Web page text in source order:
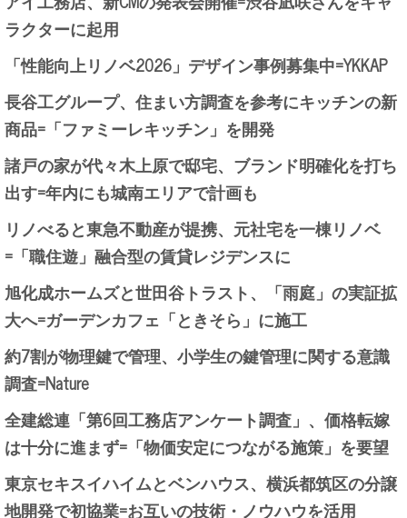
ラクターに起用
「性能向上リノベ2026」デザイン事例募集中=YKKAP
長谷工グループ、住まい方調査を参考にキッチンの新
商品=「ファミーレキッチン」を開発
諸戸の家が代々木上原で邸宅、ブランド明確化を打ち
出す=年内にも城南エリアで計画も
リノべると東急不動産が提携、元社宅を一棟リノベ
=「職住遊」融合型の賃貸レジデンスに
旭化成ホームズと世田谷トラスト、「雨庭」の実証拡
大へ=ガーデンカフェ「ときそら」に施工
約7割が物理鍵で管理、小学生の鍵管理に関する意識
調査=Nature
全建総連「第6回工務店アンケート調査」、価格転嫁
は十分に進まず=「物価安定につながる施策」を要望
東京セキスイハイムとベンハウス、横浜都筑区の分譲
地開発で初協業=お互いの技術・ノウハウを活用